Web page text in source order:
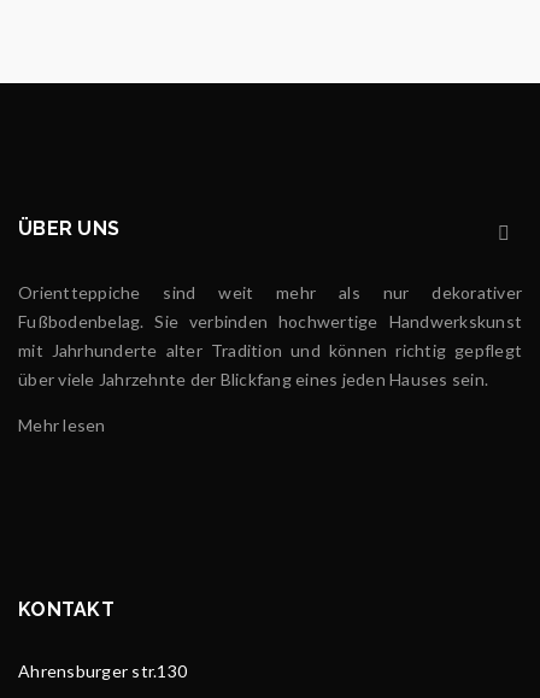
ÜBER UNS
Orientteppiche sind weit mehr als nur dekorativer
Fußbodenbelag. Sie verbinden hochwertige Handwerkskunst
mit Jahrhunderte alter Tradition und können richtig gepflegt
über viele Jahrzehnte der Blickfang eines jeden Hauses sein.
Mehr lesen
KONTAKT
Ahrensburger str.130